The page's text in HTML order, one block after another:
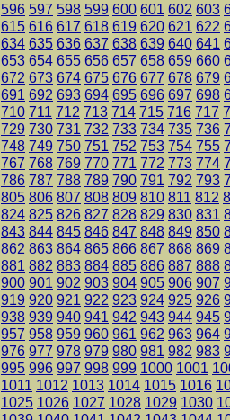
596 597 598 599 600 601 602 603
615 616 617 618 619 620 621 622
634 635 636 637 638 639 640 641
653 654 655 656 657 658 659 660
672 673 674 675 676 677 678 679
691 692 693 694 695 696 697 698
710 711 712 713 714 715 716 717
729 730 731 732 733 734 735 736
748 749 750 751 752 753 754 755
767 768 769 770 771 772 773 774
786 787 788 789 790 791 792 793
805 806 807 808 809 810 811 812
824 825 826 827 828 829 830 831
843 844 845 846 847 848 849 850
862 863 864 865 866 867 868 869
881 882 883 884 885 886 887 888
900 901 902 903 904 905 906 907
919 920 921 922 923 924 925 926
938 939 940 941 942 943 944 945
957 958 959 960 961 962 963 964
976 977 978 979 980 981 982 983
995 996 997 998 999 1000 1001
1011 1012 1013 1014 1015 1016
1025 1026 1027 1028 1029 1030